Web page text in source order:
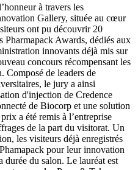
à travers les
Gallery, située au cœur
ont pu découvrir 20
Awards, dédiés aux
innovants déjà mis sur
concours récompensant les
Composé de leaders de
le jury a ainsi
d'injection de Credence
de Biocorp et une solution
a été remis à l’entreprise
de la part du visitorat. Un
les visiteurs déjà enregistrés
pour leur innovation
durée du salon. Le lauréat est